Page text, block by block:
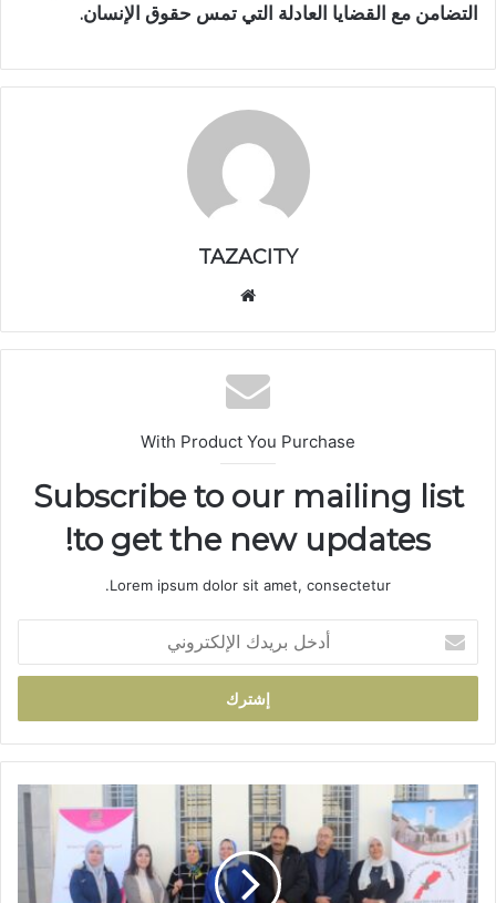
التضامن مع القضايا العادلة التي تمس حقوق الإنسان.
TAZACITY
الوي
ب
With Product You Purchase
Subscribe to our mailing list
to get the new updates!
Lorem ipsum dolor sit amet, consectetur.
خ
ب
ر
د
ك
ا
ل
إ
ت
ا
ز
ة
: